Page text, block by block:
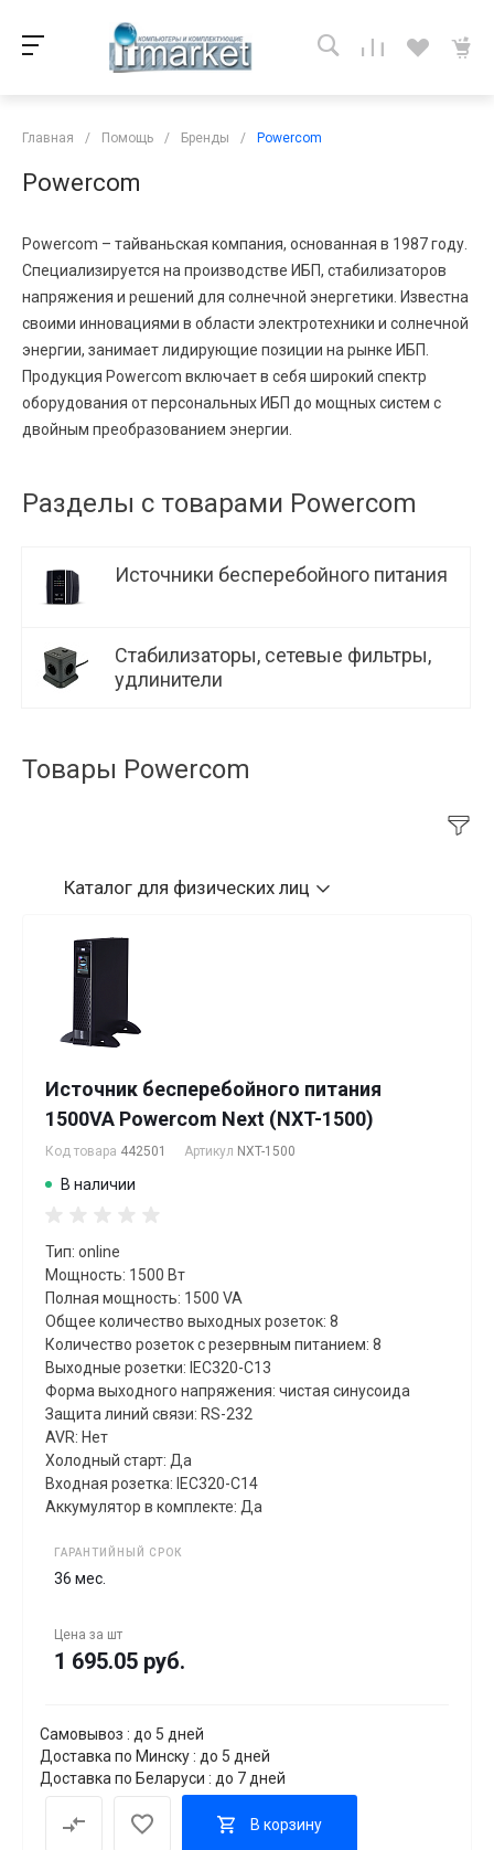
Главная / Помощь / Бренды / Powercom
Powercom
Powercom – тайваньская компания, основанная в 1987 году.
Специализируется на производстве ИБП, стабилизаторов
напряжения и решений для солнечной энергетики. Известна
своими инновациями в области электротехники и солнечной
энергии, занимает лидирующие позиции на рынке ИБП.
Продукция Powercom включает в себя широкий спектр
оборудования от персональных ИБП до мощных систем с
двойным преобразованием энергии.
Разделы с товарами Powercom
Источники бесперебойного питания
Стабилизаторы, сетевые фильтры,
удлинители
Товары Powercom
Каталог для физических лиц
Источник бесперебойного питания
1500VA Powercom Next (NXT-1500)
Код товара 442501 Артикул NXT-1500
В наличии
Тип: online
Мощность: 1500 Вт
Полная мощность: 1500 VA
Общее количество выходных розеток: 8
Количество розеток с резервным питанием: 8
Выходные розетки: IEC320-C13
Форма выходного напряжения: чистая синусоида
Защита линий связи: RS-232
AVR: Нет
Холодный старт: Да
Входная розетка: IEC320-C14
Аккумулятор в комплекте: Да
ГАРАНТИЙНЫЙ СРОК
36 мес.
Цена за шт
1 695.05 руб.
Самовывоз : до 5 дней
Доставка по Минску : до 5 дней
Доставка по Беларуси : до 7 дней
В корзину